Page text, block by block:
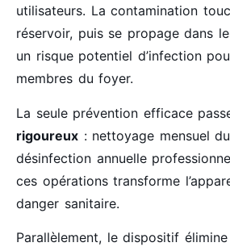
utilisateurs. La contamination
réservoir, puis se propage dans
un risque potentiel d’infection
membres du foyer.
La seule prévention efficace
rigoureux : nettoyage mensuel
désinfection annuelle
ces opérations transforme
danger sanitaire.
Parallèlement, le dispositif